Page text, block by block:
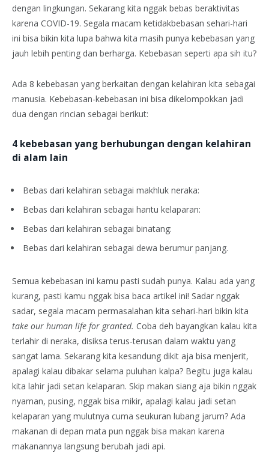
dengan lingkungan. Sekarang kita nggak bebas beraktivitas
karena COVID-19. Segala macam ketidakbebasan sehari-hari
ini bisa bikin kita lupa bahwa kita masih punya kebebasan yang
jauh lebih penting dan berharga. Kebebasan seperti apa sih itu?
Ada 8 kebebasan yang berkaitan dengan kelahiran kita sebagai
manusia. Kebebasan-kebebasan ini bisa dikelompokkan jadi
dua dengan rincian sebagai berikut:
4 kebebasan yang berhubungan dengan kelahiran
di alam lain
Bebas dari kelahiran sebagai makhluk neraka:
Bebas dari kelahiran sebagai hantu kelaparan:
Bebas dari kelahiran sebagai binatang:
Bebas dari kelahiran sebagai dewa berumur panjang.
Semua kebebasan ini kamu pasti sudah punya. Kalau ada yang
kurang, pasti kamu nggak bisa baca artikel ini! Sadar nggak
sadar, segala macam permasalahan kita sehari-hari bikin kita
take our human life for granted. Coba deh bayangkan kalau kita
terlahir di neraka, disiksa terus-terusan dalam waktu yang
sangat lama. Sekarang kita kesandung dikit aja bisa menjerit,
apalagi kalau dibakar selama puluhan kalpa? Begitu juga kalau
kita lahir jadi setan kelaparan. Skip makan siang aja bikin nggak
nyaman, pusing, nggak bisa mikir, apalagi kalau jadi setan
kelaparan yang mulutnya cuma seukuran lubang jarum? Ada
makanan di depan mata pun nggak bisa makan karena
makanannya langsung berubah jadi api.